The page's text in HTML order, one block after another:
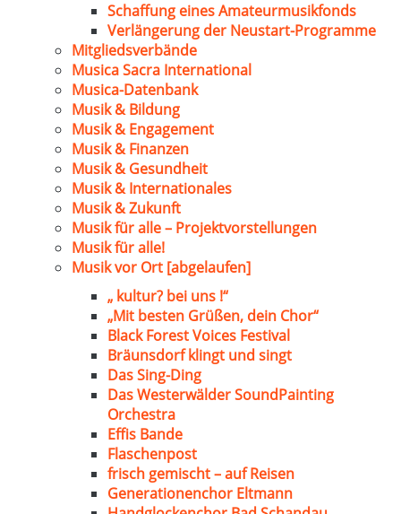
Schaffung eines Amateurmusikfonds
Verlängerung der Neustart-Programme
Mitgliedsverbände
Musica Sacra International
Musica-Datenbank
Musik & Bildung
Musik & Engagement
Musik & Finanzen
Musik & Gesundheit
Musik & Internationales
Musik & Zukunft
Musik für alle – Projektvorstellungen
Musik für alle!
Musik vor Ort [abgelaufen]
„ kultur? bei uns !“
„Mit besten Grüßen, dein Chor“
Black Forest Voices Festival
Bräunsdorf klingt und singt
Das Sing-Ding
Das Westerwälder SoundPainting
Orchestra
Effis Bande
Flaschenpost
frisch gemischt – auf Reisen
Generationenchor Eltmann